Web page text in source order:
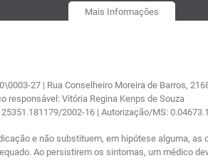
Mais Informações
27 | Rua Conselheiro Moreira de Barros,
responsável: Vitória Regina Kenps de Souza
2002-16 | Autorização/MS:
e não substituem, em hipótese alguma,
Ao persistirem os sintomas, um médico